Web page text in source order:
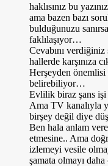
haklısınız bu
ama bazen bazı
bulduğunuzu
faklılaşıyor…
Cevabını verdiğiniz
hallerde karşınıza
Herşeyden önemlisi
belirebiliyor…
Evlilik biraz şans
Ama TV kanalıyla
birşey değil diye
Ben hala anlam
etmesine.. Ama
izlemeyi vesile
şamata olmayı